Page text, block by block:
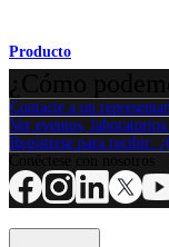
Producto
Contacte a un
Ver eventos,
Regístrese para recibir: